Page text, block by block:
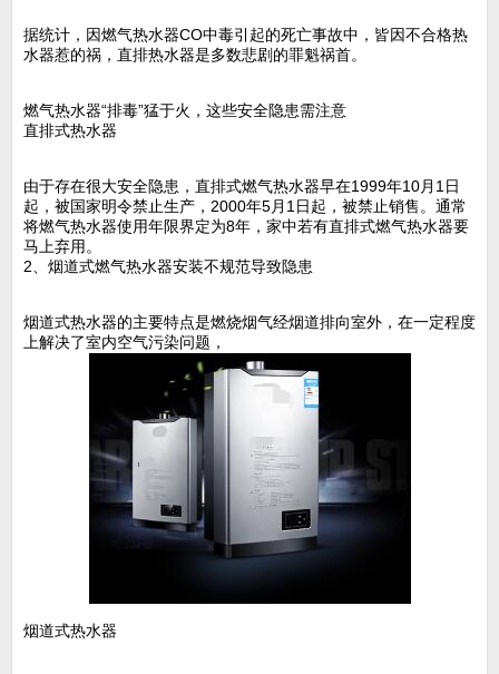
据统计，因燃气热水器CO中毒引起的死亡事故中，皆因不合格热
水器惹的祸，直排热水器是多数悲剧的罪魁祸首。
燃气热水器“排毒”猛于火，这些安全隐患需注意
直排式热水器
由于存在很大安全隐患，直排式燃气热水器早在1999年10月1日
起，被国家明令禁止生产，2000年5月1日起，被禁止销售。通常
将燃气热水器使用年限界定为8年，家中若有直排式燃气热水器要
马上弃用。
2、烟道式燃气热水器安装不规范导致隐患
烟道式热水器的主要特点是燃烧烟气经烟道排向室外，在一定程度
上解决了室内空气污染问题，
烟道式热水器